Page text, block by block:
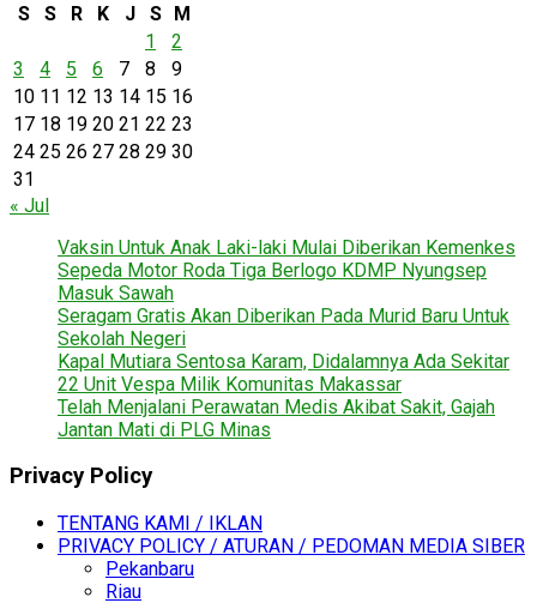
S
S R K J S M
1
2
3
4 5 6 7 8
9
10 11 12 13 14 15 16
17 18 19 20 21 22 23
24 25 26 27 28 29 30
31
« Jul
Vaksin Untuk Anak Laki-laki Mulai Diberikan Kemenkes
Sepeda Motor Roda Tiga Berlogo KDMP Nyungsep
Masuk Sawah
Seragam Gratis Akan Diberikan Pada Murid Baru Untuk
Sekolah Negeri
Kapal Mutiara Sentosa Karam, Didalamnya Ada Sekitar
22 Unit Vespa Milik Komunitas Makassar
Telah Menjalani Perawatan Medis Akibat Sakit, Gajah
Jantan Mati di PLG Minas
Privacy Policy
TENTANG KAMI / IKLAN
PRIVACY POLICY / ATURAN / PEDOMAN MEDIA SIBER
Pekanbaru
Riau